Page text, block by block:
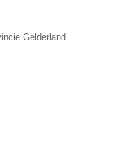
Gelderland.